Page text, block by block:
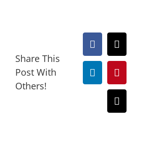
Share This
Post With
Others!
Facebook
X
LinkedInPinterest
E-
mail: